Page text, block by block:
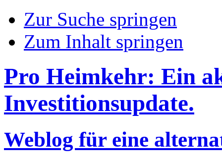
Zur Suche springen
Zum Inhalt springen
Pro Heimkehr: Ein
Investitionsupdate.
Weblog für eine